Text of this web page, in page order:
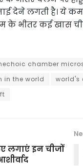
देने लगती है। ये
के भीतर कई खास
chamber
in the world
world's
लगाएं इन चीजों